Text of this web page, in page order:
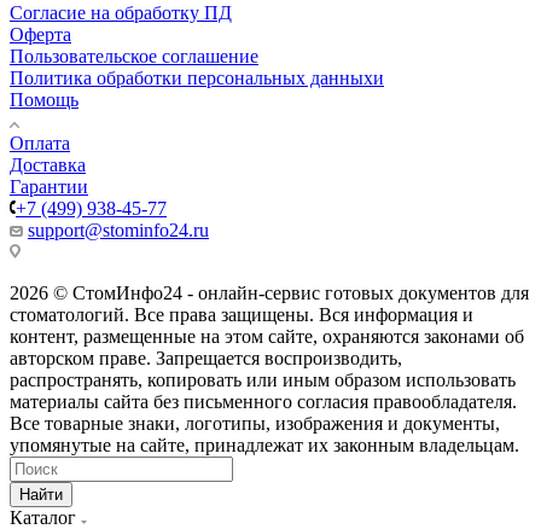
Согласие на обработку ПД
Оферта
Пользовательское соглашение
Политика обработки персональных данныхи
Помощь
Оплата
Доставка
Гарантии
+7 (499) 938-45-77
support@stominfo24.ru
2026 © СтомИнфо24 - онлайн-сервис готовых документов для
стоматологий. Все права защищены. Вся информация и
контент, размещенные на этом сайте, охраняются законами об
авторском праве. Запрещается воспроизводить,
распространять, копировать или иным образом использовать
материалы сайта без письменного согласия правообладателя.
Все товарные знаки, логотипы, изображения и документы,
упомянутые на сайте, принадлежат их законным владельцам.
Найти
Каталог